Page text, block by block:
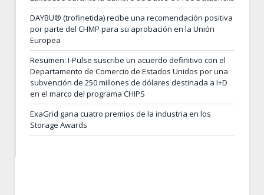
DAYBU® (trofinetida) recibe una recomendación positiva
por parte del CHMP para su aprobación en la Unión
Europea
Resumen: I-Pulse suscribe un acuerdo definitivo con el
Departamento de Comercio de Estados Unidos por una
subvención de 250 millones de dólares destinada a I+D
en el marco del programa CHIPS
ExaGrid gana cuatro premios de la industria en los
Storage Awards